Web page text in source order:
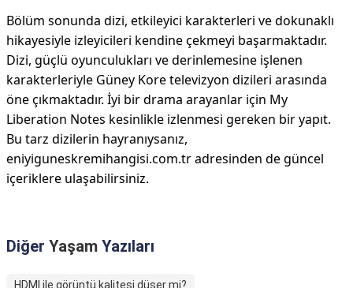
Bölüm sonunda dizi, etkileyici karakterleri ve dokunaklı
hikayesiyle izleyicileri kendine çekmeyi başarmaktadır.
Dizi, güçlü oyunculukları ve derinlemesine işlenen
karakterleriyle Güney Kore televizyon dizileri arasında
öne çıkmaktadır. İyi bir drama arayanlar için My
Liberation Notes kesinlikle izlenmesi gereken bir yapıt.
Bu tarz dizilerin hayranıysanız,
eniyiguneskremihangisi.com.tr adresinden de güncel
içeriklere ulaşabilirsiniz.
Diğer Yaşam Yazıları
HDMI ile görüntü kalitesi düşer mi?